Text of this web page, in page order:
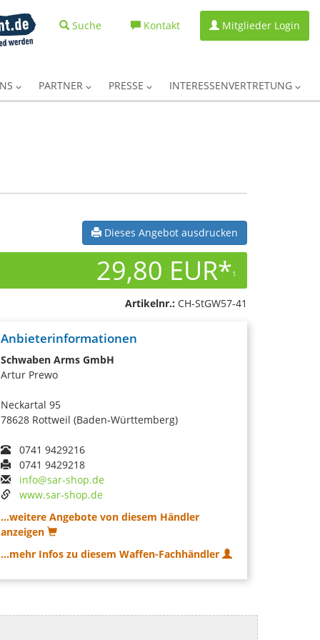
Suche Kontakt Mitglieder Login
PARTNER PRESSE INTERESSENVERTRETUNG
Dieses Angebot ausdrucken
29,80 EUR*1
Artikelnr.: CH-StGW57-41
Anbieterinformationen
Schwaben Arms GmbH
Artur Prewo
Neckartal 95
78628 Rottweil (Baden-Württemberg)
0741 9429216
0741 9429218
info@sar-shop.de
www.sar-shop.de
...weitere Angebote von diesem Händler
anzeigen
...mehr Infos zu diesem Waffen-Fachhändler